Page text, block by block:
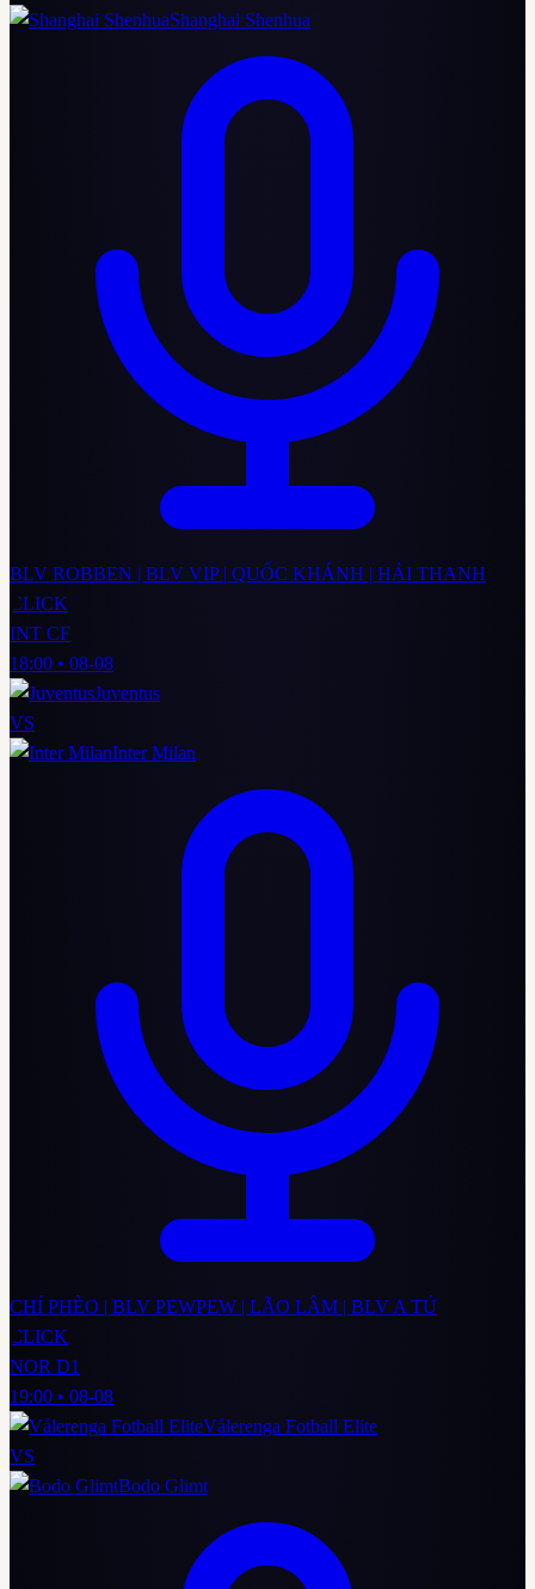
Shanghai Shenhua
BLV ROBBEN | BLV VIP | QUỐC KHÁNH | HẢI THANH
CLICK
INT CF
18:00 • 08-08
Juventus
VS
Inter Milan
CHÍ PHÈO | BLV PEWPEW | LÃO LÂM | BLV A TÚ
CLICK
NOR D1
19:00 • 08-08
Vålerenga Fotball Elite
VS
Bodo Glimt